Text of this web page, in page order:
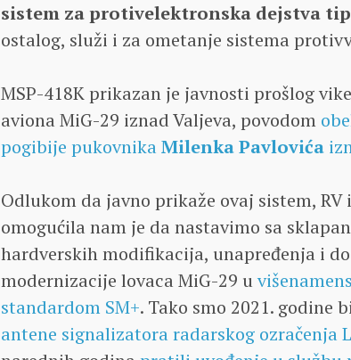
sistem za protivelektronska dejstva
ostalog, služi i za ometanje sistema
MSP-418K prikazan je javnosti prošlog
aviona MiG-29 iznad Valjeva, povodom
pogibije pukovnikaMilenka Pavlovića
Odlukom da javno prikaže ovaj sistem, RV
omogućila nam je da nastavimo sa
hardverskih modifikacija, unapređenja i
modernizacije lovaca MiG-29 u
standardom SM+. Tako smo 2021. godine
antene signalizatora radarskog ozračenja